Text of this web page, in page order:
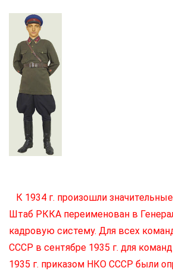
К 1934 г. произошли
Штаб РККА переименован в
кадровую систему. Для всех
СССР в сентябре 1935 г. для
1935 г. приказом НКО СССР были